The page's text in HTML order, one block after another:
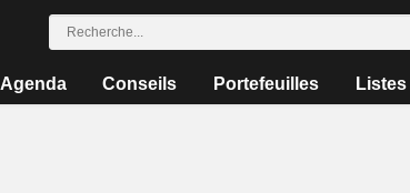
Agenda Conseils Portefeuilles Listes